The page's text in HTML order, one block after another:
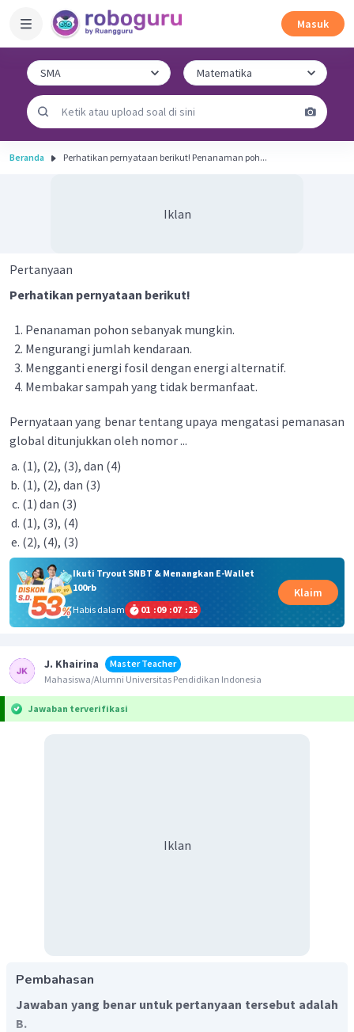
Masuk
Beranda Perhatikan pernyataan berikut! Penanaman poh...
Iklan
Pertanyaan
Perhatikan pernyataan berikut!
Penanaman pohon sebanyak mungkin.
Mengurangi jumlah kendaraan.
Mengganti energi fosil dengan energi alternatif.
Membakar sampah yang tidak bermanfaat.
Pernyataan yang benar tentang upaya mengatasi pemanasan
global ditunjukkan oleh nomor ...
(1), (2), (3), dan (4)
(1), (2), dan (3)
(1) dan (3)
(1), (3), (4)
(2), (4), (3)
Ikuti Tryout SNBT & Menangkan E-Wallet
100rb
Habis dalam
01 :09 :07 :25
Klaim
J. Khairina
Master Teacher
Mahasiswa/Alumni Universitas Pendidikan Indonesia
Jawaban terverifikasi
Iklan
Pembahasan
Jawaban yang benar untuk pertanyaan tersebut adalah
B.